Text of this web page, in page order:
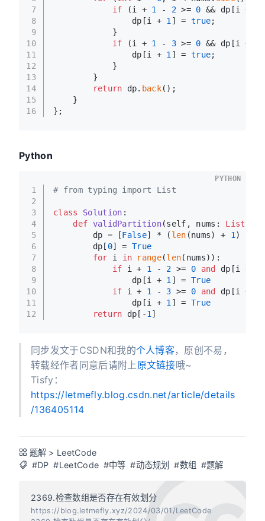
7
8
9
10
11
12
13
14
15
16
if (i + 1 - 2 >= 0 && dp[i +
                dp[i +
1 ] = true;
            }
if (i + 1 - 3 >= 0 && dp[i +
                dp[i +
1 ] = true;
            }
        }
return dp. back();
    }
};
Python
1
2
3
4
5
6
7
8
9
10
11
12
# from typing import List
class Solution :
def validPartition(self, nums: List
        dp = [
False] * ( len (nums) + 1 )
        dp[
0] = True
for i in range(len(nums)):
if i + 1 - 2 >= 0 and dp[i +
                dp[i +
1 ] = True
if i + 1 - 3 >= 0 and dp[i +
                dp[i +
1 ] = True
return dp[-1 ]
PYTHON
同步发文于CSDN和我的个人博客，原创不易，
转载经作者同意后请附上 原文链接哦~
Tisfy：
https://letmefly.blog.csdn.net/article/details
/136405114
题解 > LeetCode
#DP #LeetCode #中等 #动态规划 #数组 #题解
2369.检查数组是否存在有效划分
https://blog.letmefly.xyz/2024/03/01/LeetCode